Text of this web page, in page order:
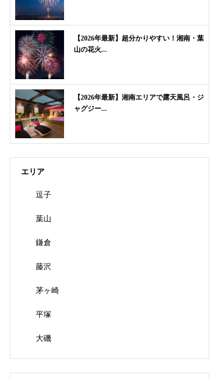
【2026年最新】超分かりやすい！湘南・葉
山の花火...
【2026年最新】湘南エリアで露天風呂・ジ
ャグジー...
エリア
逗子
葉山
鎌倉
藤沢
茅ヶ崎
平塚
大磯